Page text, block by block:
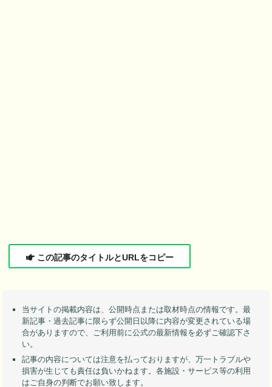
この記事のタイトルとURLをコピー
当サイトの掲載内容は、公開時点または取材時点の情報です。最
新記事・過去記事に限らず公開日以降に内容が変更されている場
合がありますので、ご利用前に公式の最新情報を必ずご確認下さ
い。
記事の内容については注意を払っておりますが、万一トラブルや
損害が生じても責任は負いかねます。各施設・サービス等の利用
はご自身の判断でお願い致します。